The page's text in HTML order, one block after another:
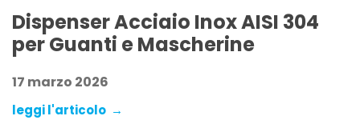
Dispenser Acciaio Inox AISI 304
per Guanti e Mascherine
17 marzo 2026
leggi l'articolo →